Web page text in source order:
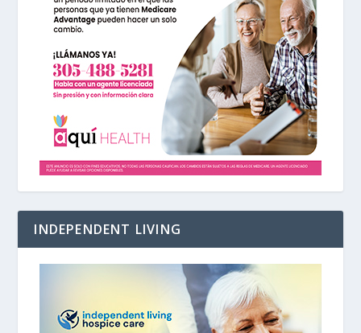
INDEPENDENT LIVING